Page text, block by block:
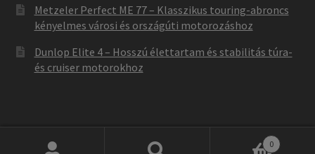
Metzeler Perfect ME 77 – Klasszikus touring-abroncs
kényelmes városi és országúti motorozáshoz
Dunlop Elite 4 – Hosszú élettartam és stabilitás túra-
és cruiser motorokhoz
0